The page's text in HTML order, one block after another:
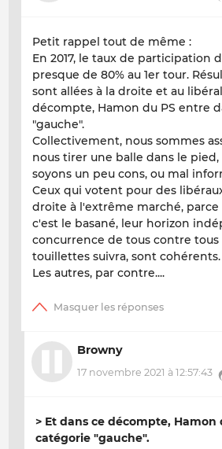
Petit rappel tout de même :
En 2017, le taux de participation
presque de 80% au 1er tour.
sont allées à la droite et au
décompte, Hamon du PS entre
"gauche".
Collectivement, nous sommes
nous tirer une balle dans le
soyons un peu cons, ou mal
Ceux qui votent pour des
droite à l'extrême marché, parce
c'est le basané, leur horizon
concurrence de tous contre
touillettes suivra, sont cohérents.
Les autres, par contre....
Browny
17 novembre 2021 à 12:57:43
> Et dans ce décompte, Hamon
catégorie "gauche".